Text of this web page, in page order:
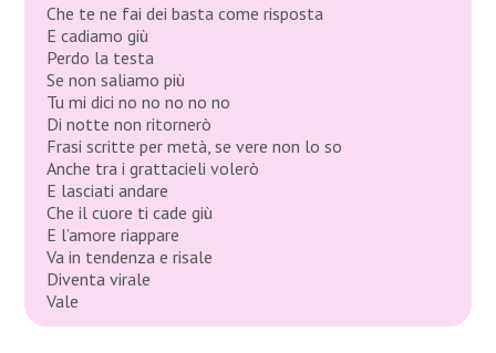
Che te ne fai dei basta come risposta
E cadiamo giù
Perdo la testa
Se non saliamo più
Tu mi dici no no no no no
Di notte non ritornerò
Frasi scritte per metà, se vere non lo so
Anche tra i grattacieli volerò
E lasciati andare
Che il cuore ti cade giù
E l’amore riappare
Va in tendenza e risale
Diventa virale
Vale